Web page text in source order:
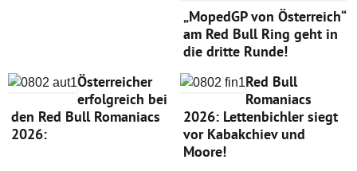
„MopedGP von Österreich“
am Red Bull Ring geht in
die dritte Runde!
Österreicher
erfolgreich bei
den Red Bull Romaniacs
2026:
Red Bull
Romaniacs
2026: Lettenbichler siegt
vor Kabakchiev und
Moore!